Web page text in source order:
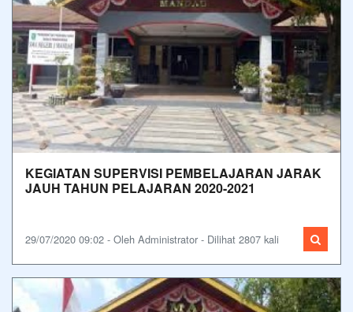
KEGIATAN SUPERVISI PEMBELAJARAN JARAK
JAUH TAHUN PELAJARAN 2020-2021
29/07/2020 09:02 - Oleh Administrator - Dilihat 2807 kali